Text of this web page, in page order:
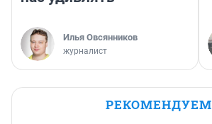
Илья Овсянников
журналист
РЕКОМЕНДУЕМ